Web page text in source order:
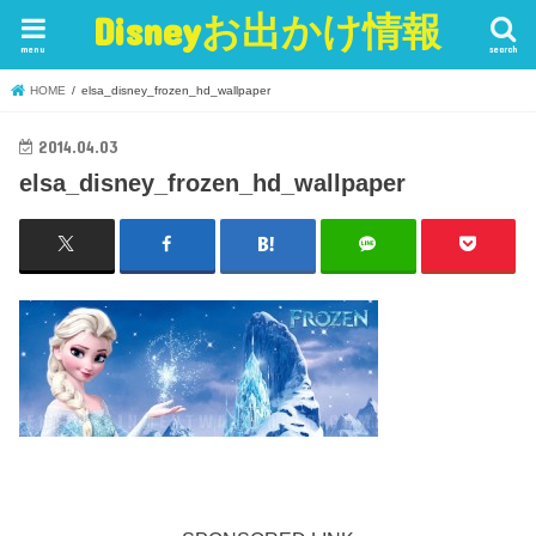
Disneyお出かけ情報 search
menu
HOME elsa_disney_frozen_hd_wallpaper
2014.04.03
elsa_disney_frozen_hd_wallpaper